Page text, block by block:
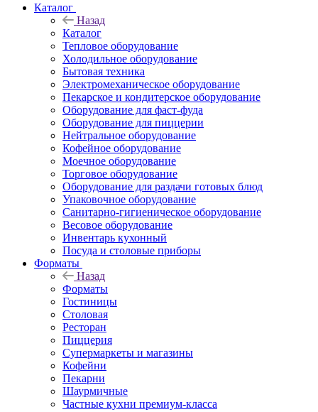
Каталог
Назад
Каталог
Тепловое оборудование
Холодильное оборудование
Бытовая техника
Электромеханическое оборудование
Пекарское и кондитерское оборудование
Оборудование для фаст-фуда
Оборудование для пиццерии
Нейтральное оборудование
Кофейное оборудование
Моечное оборудование
Торговое оборудование
Оборудование для раздачи готовых блюд
Упаковочное оборудование
Санитарно-гигиеническое оборудование
Весовое оборудование
Инвентарь кухонный
Посуда и столовые приборы
Форматы
Назад
Форматы
Гостиницы
Столовая
Ресторан
Пиццерия
Супермаркеты и магазины
Кофейни
Пекарни
Шаурмичные
Частные кухни премиум-класса